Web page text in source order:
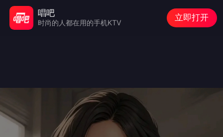
唱吧
时尚的人都在用的手机KTV
立即打开